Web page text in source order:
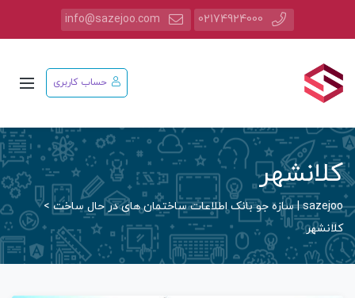
02174924000
info@sazejoo.com
حساب کاربری
کلانشهر
sazejoo | سازه جو بانک اطلاعات ساختمان های در حال ساخت
>
کلانشهر